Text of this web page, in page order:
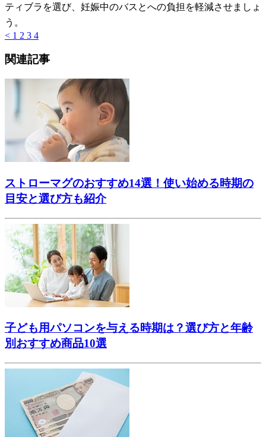
ティブラを選び、妊娠中のバスとへの負担を軽減させましょ
う。
< 1 2 3 4
関連記事
ストローマグのおすすめ14選！使い始める時期の
目安と選び方も紹介
子ども用パソコンを与える時期は？選び方と年齢
別おすすめ商品10選